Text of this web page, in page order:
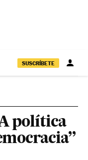
SUSCRÍBETE
política